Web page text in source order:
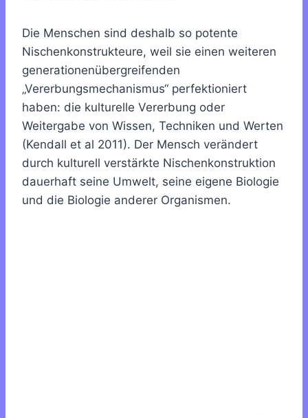
Die Menschen sind deshalb so potente
Nischenkonstrukteure, weil sie einen weiteren
generationenübergreifenden
„Vererbungsmechanismus“ perfektioniert
haben: die kulturelle Vererbung oder
Weitergabe von Wissen, Techniken und Werten
(Kendall et al 2011). Der Mensch verändert
durch kulturell verstärkte Nischenkonstruktion
dauerhaft seine Umwelt, seine eigene Biologie
und die Biologie anderer Organismen.